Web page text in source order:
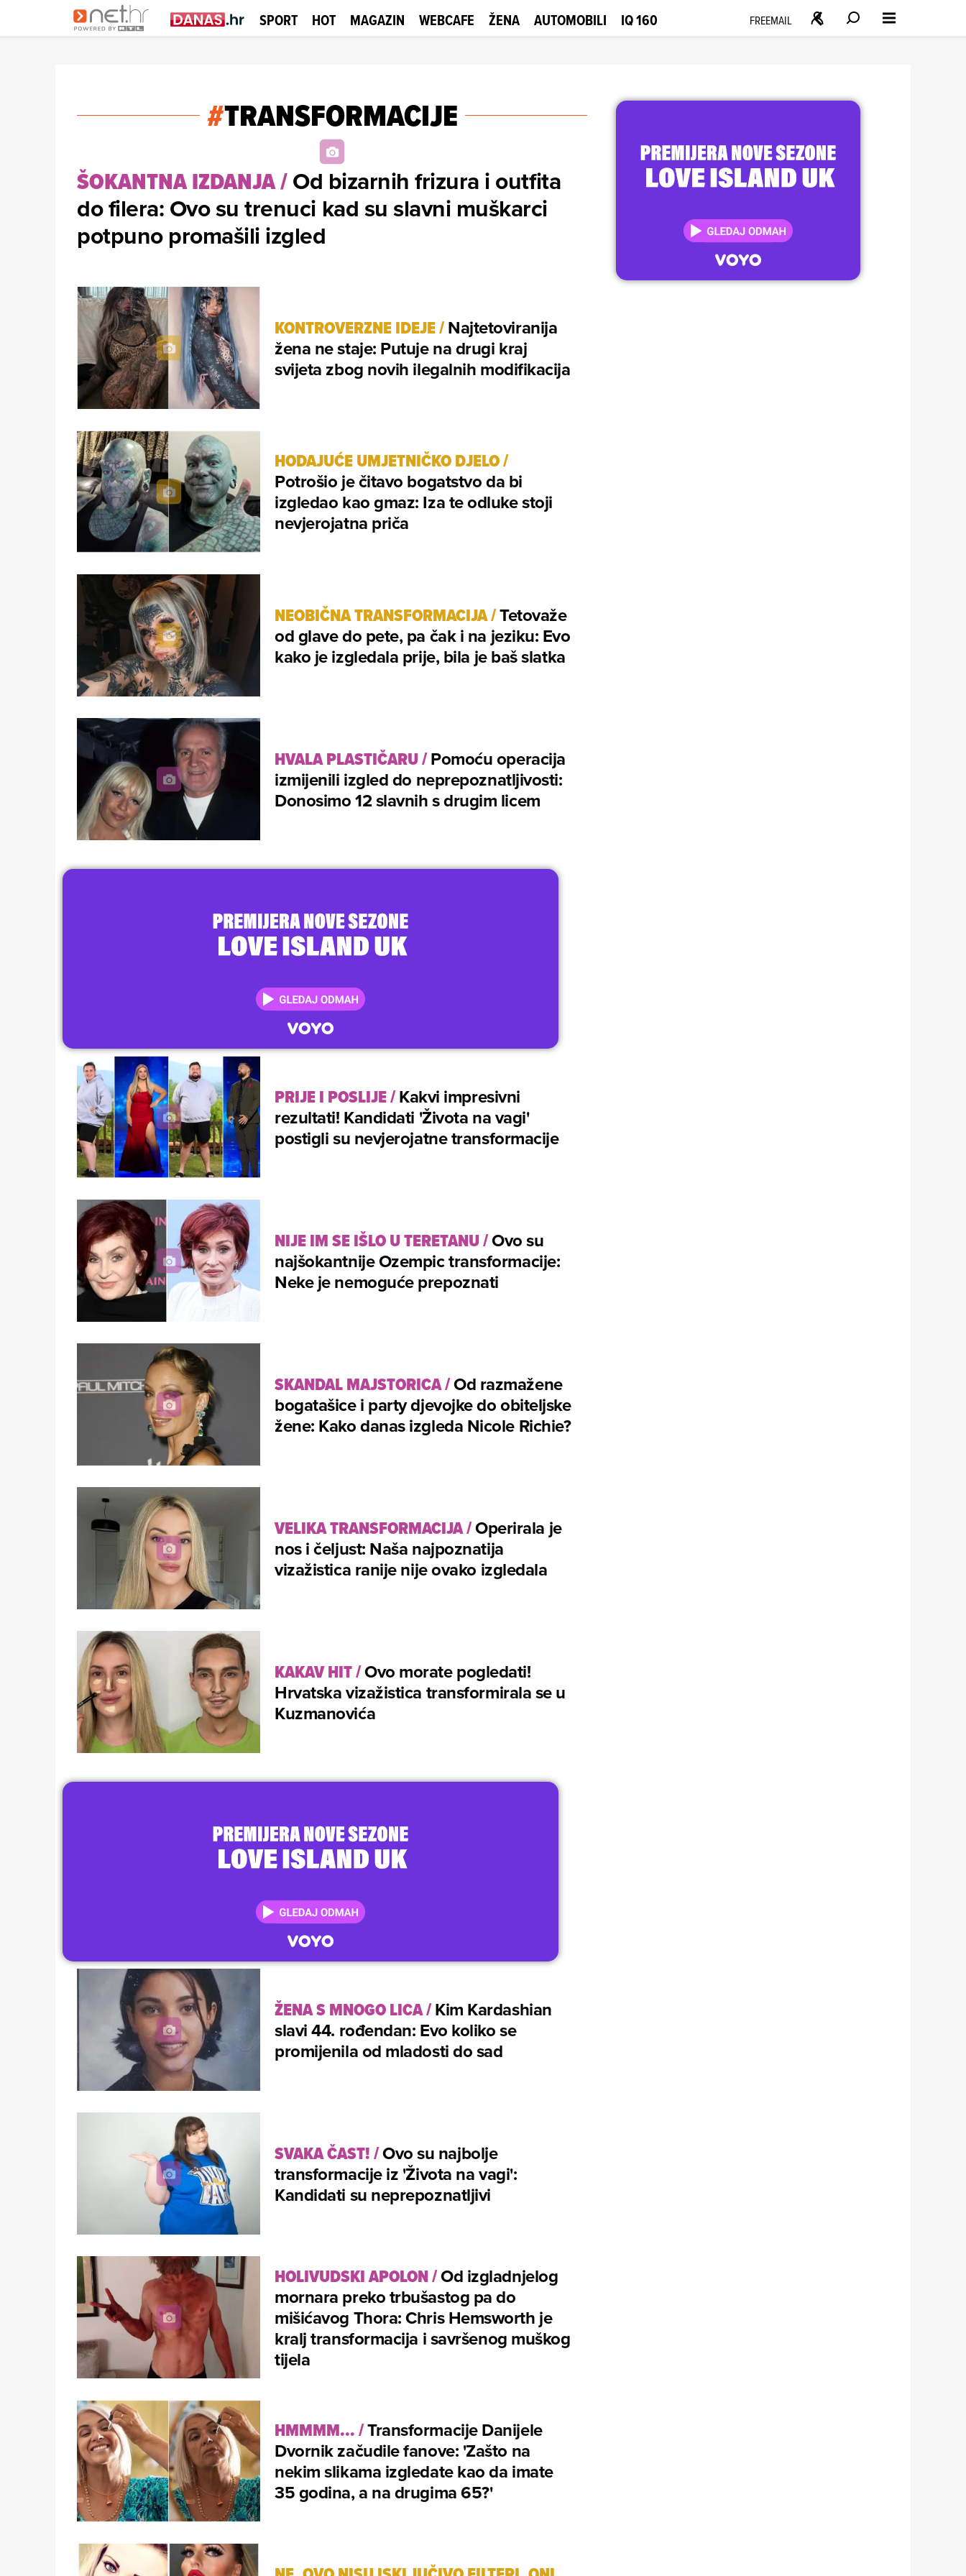
SPORT HOT MAGAZIN WEBCAFE ŽENA AUTOMOBILI IQ 160 FREEMAIL
#TRANSFORMACIJE
ŠOKANTNA IZDANJA/Od bizarnih frizura i outfita
do filera: Ovo su trenuci kad su slavni muškarci
potpuno promašili izgled
KONTROVERZNE IDEJE/Najtetoviranija
žena ne staje: Putuje na drugi kraj
svijeta zbog novih ilegalnih modifikacija
HODAJUĆE UMJETNIČKO DJELO/
Potrošio je čitavo bogatstvo da bi
izgledao kao gmaz: Iza te odluke stoji
nevjerojatna priča
NEOBIČNA TRANSFORMACIJA/Tetovaže
od glave do pete, pa čak i na jeziku: Evo
kako je izgledala prije, bila je baš slatka
HVALA PLASTIČARU/Pomoću operacija
izmijenili izgled do neprepoznatljivosti:
Donosimo 12 slavnih s drugim licem
PRIJE I POSLIJE/Kakvi impresivni
rezultati! Kandidati 'Života na vagi'
postigli su nevjerojatne transformacije
NIJE IM SE IŠLO U TERETANU/Ovo su
najšokantnije Ozempic transformacije:
Neke je nemoguće prepoznati
SKANDAL MAJSTORICA/Od razmažene
bogatašice i party djevojke do obiteljske
žene: Kako danas izgleda Nicole Richie?
VELIKA TRANSFORMACIJA/Operirala je
nos i čeljust: Naša najpoznatija
vizažistica ranije nije ovako izgledala
KAKAV HIT/Ovo morate pogledati!
Hrvatska vizažistica transformirala se u
Kuzmanovića
ŽENA S MNOGO LICA/Kim Kardashian
slavi 44. rođendan: Evo koliko se
promijenila od mladosti do sad
SVAKA ČAST!/Ovo su najbolje
transformacije iz 'Života na vagi':
Kandidati su neprepoznatljivi
HOLIVUDSKI APOLON/Od izgladnjelog
mornara preko trbušastog pa do
mišićavog Thora: Chris Hemsworth je
kralj transformacija i savršenog muškog
tijela
HMMMM.../Transformacije Danijele
Dvornik začudile fanove: 'Zašto na
nekim slikama izgledate kao da imate
35 godina, a na drugima 65?'